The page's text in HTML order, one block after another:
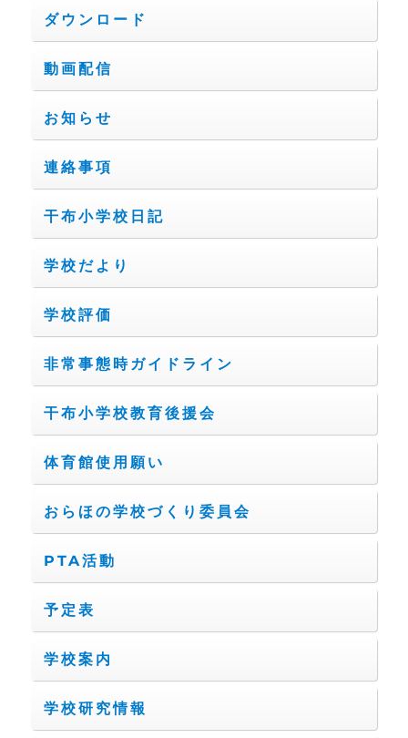
ダウンロード
動画配信
お知らせ
連絡事項
干布小学校日記
学校だより
学校評価
非常事態時ガイドライン
干布小学校教育後援会
体育館使用願い
おらほの学校づくり委員会
PTA活動
予定表
学校案内
学校研究情報